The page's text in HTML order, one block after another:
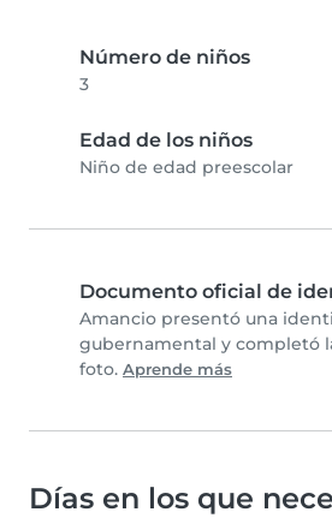
Número de niños
3
Edad de los niños
Niño de edad preescolar
Documento oficial de
Amancio presentó una
gubernamental y completó
foto. Aprende más
Días en los que